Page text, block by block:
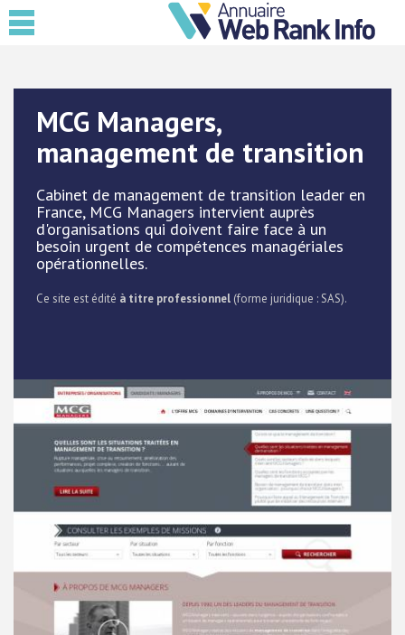
MCG Managers,
management de transition
Cabinet de management de transition leader en
France, MCG Managers intervient auprès
d'organisations qui doivent faire face à un
besoin urgent de compétences managériales
opérationnelles.
Ce site est édité à titre professionnel (forme juridique : SAS).